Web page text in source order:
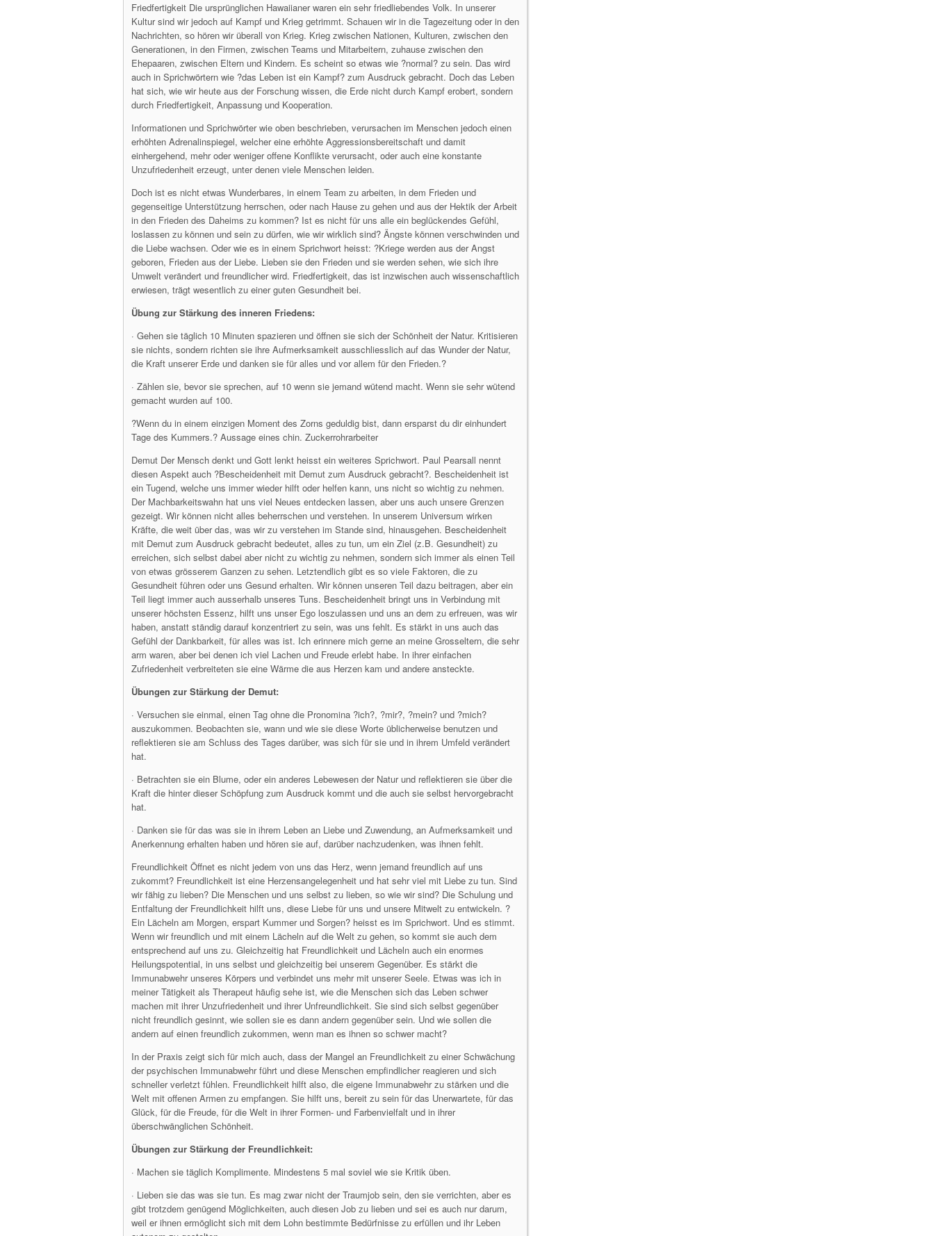
Friedfertigkeit Die ursprünglichen Hawaiianer waren ein sehr friedliebendes Volk. In unserer
Kultur sind wir jedoch auf Kampf und Krieg getrimmt. Schauen wir in die Tagezeitung oder in den
Nachrichten, so hören wir überall von Krieg. Krieg zwischen Nationen, Kulturen, zwischen den
Generationen, in den Firmen, zwischen Teams und Mitarbeitern, zuhause zwischen den
Ehepaaren, zwischen Eltern und Kindern. Es scheint so etwas wie ?normal? zu sein. Das wird
auch in Sprichwörtern wie ?das Leben ist ein Kampf? zum Ausdruck gebracht. Doch das Leben
hat sich, wie wir heute aus der Forschung wissen, die Erde nicht durch Kampf erobert, sondern
durch Friedfertigkeit, Anpassung und Kooperation.
Informationen und Sprichwörter wie oben beschrieben, verursachen im Menschen jedoch einen
erhöhten Adrenalinspiegel, welcher eine erhöhte Aggressionsbereitschaft und damit
einhergehend, mehr oder weniger offene Konflikte verursacht, oder auch eine konstante
Unzufriedenheit erzeugt, unter denen viele Menschen leiden.
Doch ist es nicht etwas Wunderbares, in einem Team zu arbeiten, in dem Frieden und
gegenseitige Unterstützung herrschen, oder nach Hause zu gehen und aus der Hektik der Arbeit
in den Frieden des Daheims zu kommen? Ist es nicht für uns alle ein beglückendes Gefühl,
loslassen zu können und sein zu dürfen, wie wir wirklich sind? Ängste können verschwinden und
die Liebe wachsen. Oder wie es in einem Sprichwort heisst: ?Kriege werden aus der Angst
geboren, Frieden aus der Liebe. Lieben sie den Frieden und sie werden sehen, wie sich ihre
Umwelt verändert und freundlicher wird. Friedfertigkeit, das ist inzwischen auch wissenschaftlich
erwiesen, trägt wesentlich zu einer guten Gesundheit bei.
Übung zur Stärkung des inneren Friedens:
· Gehen sie täglich 10 Minuten spazieren und öffnen sie sich der Schönheit der Natur. Kritisieren
sie nichts, sondern richten sie ihre Aufmerksamkeit ausschliesslich auf das Wunder der Natur,
die Kraft unserer Erde und danken sie für alles und vor allem für den Frieden.?
· Zählen sie, bevor sie sprechen, auf 10 wenn sie jemand wütend macht. Wenn sie sehr wütend
gemacht wurden auf 100.
?Wenn du in einem einzigen Moment des Zorns geduldig bist, dann ersparst du dir einhundert
Tage des Kummers.? Aussage eines chin. Zuckerrohrarbeiter
Demut Der Mensch denkt und Gott lenkt heisst ein weiteres Sprichwort. Paul Pearsall nennt
diesen Aspekt auch ?Bescheidenheit mit Demut zum Ausdruck gebracht?. Bescheidenheit ist
ein Tugend, welche uns immer wieder hilft oder helfen kann, uns nicht so wichtig zu nehmen.
Der Machbarkeitswahn hat uns viel Neues entdecken lassen, aber uns auch unsere Grenzen
gezeigt. Wir können nicht alles beherrschen und verstehen. In unserem Universum wirken
Kräfte, die weit über das, was wir zu verstehen im Stande sind, hinausgehen. Bescheidenheit
mit Demut zum Ausdruck gebracht bedeutet, alles zu tun, um ein Ziel (z.B. Gesundheit) zu
erreichen, sich selbst dabei aber nicht zu wichtig zu nehmen, sondern sich immer als einen Teil
von etwas grösserem Ganzen zu sehen. Letztendlich gibt es so viele Faktoren, die zu
Gesundheit führen oder uns Gesund erhalten. Wir können unseren Teil dazu beitragen, aber ein
Teil liegt immer auch ausserhalb unseres Tuns. Bescheidenheit bringt uns in Verbindung mit
unserer höchsten Essenz, hilft uns unser Ego loszulassen und uns an dem zu erfreuen, was wir
haben, anstatt ständig darauf konzentriert zu sein, was uns fehlt. Es stärkt in uns auch das
Gefühl der Dankbarkeit, für alles was ist. Ich erinnere mich gerne an meine Grosseltern, die sehr
arm waren, aber bei denen ich viel Lachen und Freude erlebt habe. In ihrer einfachen
Zufriedenheit verbreiteten sie eine Wärme die aus Herzen kam und andere ansteckte.
Übungen zur Stärkung der Demut:
· Versuchen sie einmal, einen Tag ohne die Pronomina ?ich?, ?mir?, ?mein? und ?mich?
auszukommen. Beobachten sie, wann und wie sie diese Worte üblicherweise benutzen und
reflektieren sie am Schluss des Tages darüber, was sich für sie und in ihrem Umfeld verändert
hat.
· Betrachten sie ein Blume, oder ein anderes Lebewesen der Natur und reflektieren sie über die
Kraft die hinter dieser Schöpfung zum Ausdruck kommt und die auch sie selbst hervorgebracht
hat.
· Danken sie für das was sie in ihrem Leben an Liebe und Zuwendung, an Aufmerksamkeit und
Anerkennung erhalten haben und hören sie auf, darüber nachzudenken, was ihnen fehlt.
Freundlichkeit Öffnet es nicht jedem von uns das Herz, wenn jemand freundlich auf uns
zukommt? Freundlichkeit ist eine Herzensangelegenheit und hat sehr viel mit Liebe zu tun. Sind
wir fähig zu lieben? Die Menschen und uns selbst zu lieben, so wie wir sind? Die Schulung und
Entfaltung der Freundlichkeit hilft uns, diese Liebe für uns und unsere Mitwelt zu entwickeln. ?
Ein Lächeln am Morgen, erspart Kummer und Sorgen? heisst es im Sprichwort. Und es stimmt.
Wenn wir freundlich und mit einem Lächeln auf die Welt zu gehen, so kommt sie auch dem
entsprechend auf uns zu. Gleichzeitig hat Freundlichkeit und Lächeln auch ein enormes
Heilungspotential, in uns selbst und gleichzeitig bei unserem Gegenüber. Es stärkt die
Immunabwehr unseres Körpers und verbindet uns mehr mit unserer Seele. Etwas was ich in
meiner Tätigkeit als Therapeut häufig sehe ist, wie die Menschen sich das Leben schwer
machen mit ihrer Unzufriedenheit und ihrer Unfreundlichkeit. Sie sind sich selbst gegenüber
nicht freundlich gesinnt, wie sollen sie es dann andern gegenüber sein. Und wie sollen die
andern auf einen freundlich zukommen, wenn man es ihnen so schwer macht?
In der Praxis zeigt sich für mich auch, dass der Mangel an Freundlichkeit zu einer Schwächung
der psychischen Immunabwehr führt und diese Menschen empfindlicher reagieren und sich
schneller verletzt fühlen. Freundlichkeit hilft also, die eigene Immunabwehr zu stärken und die
Welt mit offenen Armen zu empfangen. Sie hilft uns, bereit zu sein für das Unerwartete, für das
Glück, für die Freude, für die Welt in ihrer Formen- und Farbenvielfalt und in ihrer
überschwänglichen Schönheit.
Übungen zur Stärkung der Freundlichkeit:
· Machen sie täglich Komplimente. Mindestens 5 mal soviel wie sie Kritik üben.
· Lieben sie das was sie tun. Es mag zwar nicht der Traumjob sein, den sie verrichten, aber es
gibt trotzdem genügend Möglichkeiten, auch diesen Job zu lieben und sei es auch nur darum,
weil er ihnen ermöglicht sich mit dem Lohn bestimmte Bedürfnisse zu erfüllen und ihr Leben